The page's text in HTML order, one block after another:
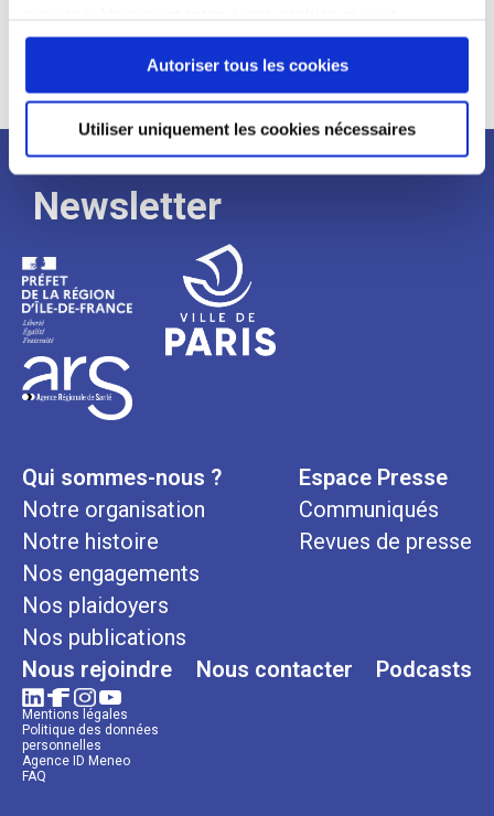
continuez à utiliser notre site Web.
Autoriser tous les cookies
Utiliser uniquement les cookies nécessaires
recrutement
Newsletter
Qui sommes-nous ?
Notre organisation
Notre histoire
Nos engagements
Nos plaidoyers
Nos publications
Espace Presse
Communiqués
Revues de presse
Nous rejoindre Nous contacter Podcasts
Mentions légales
Politique des données
personnelles
Agence ID Meneo
FAQ